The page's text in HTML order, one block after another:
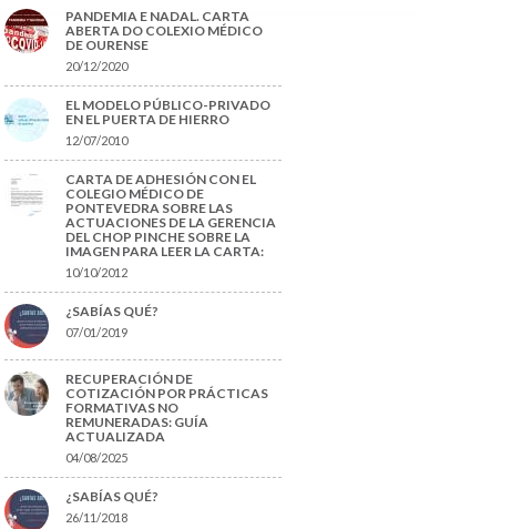
PANDEMIA E NADAL. CARTA
ABERTA DO COLEXIO MÉDICO
DE OURENSE
20/12/2020
EL MODELO PÚBLICO-PRIVADO
EN EL PUERTA DE HIERRO
12/07/2010
CARTA DE ADHESIÓN CON EL
COLEGIO MÉDICO DE
PONTEVEDRA SOBRE LAS
ACTUACIONES DE LA GERENCIA
DEL CHOP PINCHE SOBRE LA
IMAGEN PARA LEER LA CARTA:
10/10/2012
¿SABÍAS QUÉ?
07/01/2019
RECUPERACIÓN DE
COTIZACIÓN POR PRÁCTICAS
FORMATIVAS NO
REMUNERADAS: GUÍA
ACTUALIZADA
04/08/2025
¿SABÍAS QUÉ?
26/11/2018